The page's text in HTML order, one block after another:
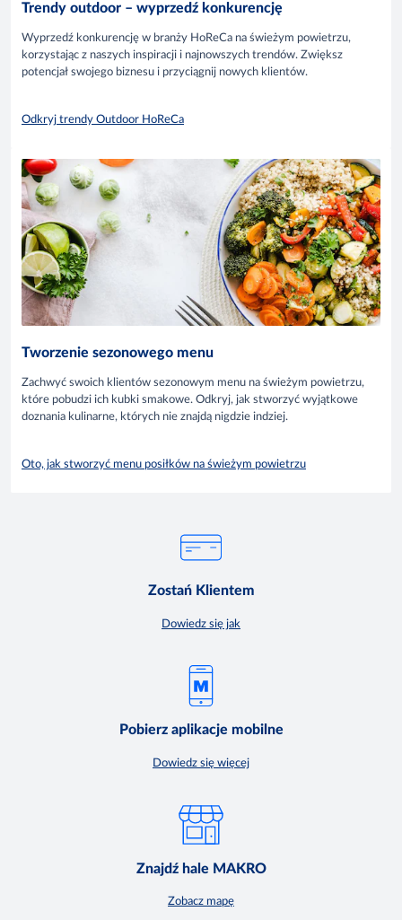
Trendy outdoor – wyprzedź konkurencję
Wyprzedź konkurencję w branży HoReCa na świeżym powietrzu,
korzystając z naszych inspiracji i najnowszych trendów. Zwiększ
potencjał swojego biznesu i przyciągnij nowych klientów.
Odkryj trendy Outdoor HoReCa
Tworzenie sezonowego menu
Zachwyć swoich klientów sezonowym menu na świeżym powietrzu,
które pobudzi ich kubki smakowe. Odkryj, jak stworzyć wyjątkowe
doznania kulinarne, których nie znajdą nigdzie indziej.
Oto, jak stworzyć menu posiłków na świeżym powietrzu
Zostań Klientem
Dowiedz się jak
Pobierz aplikacje mobilne
Dowiedz się więcej
Znajdź hale MAKRO
Zobacz mapę